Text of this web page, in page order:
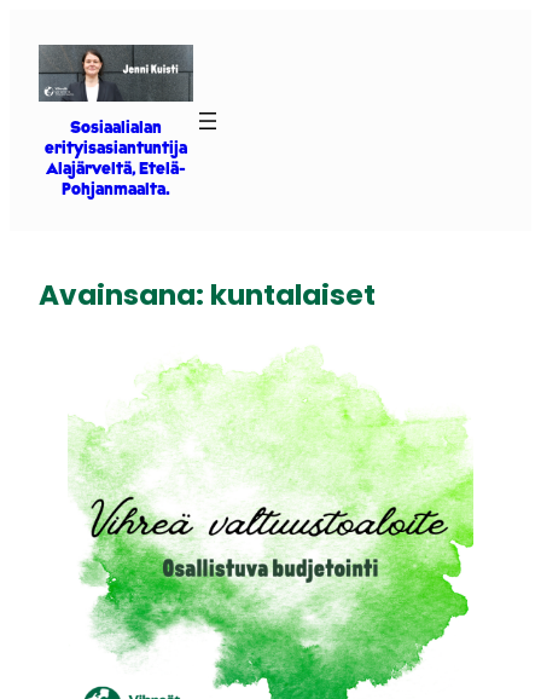
sisältöön
Sosiaalialan
erityisasiantuntija
Alajärveltä, Etelä-
Pohjanmaalta.
Avainsana: kuntalaiset